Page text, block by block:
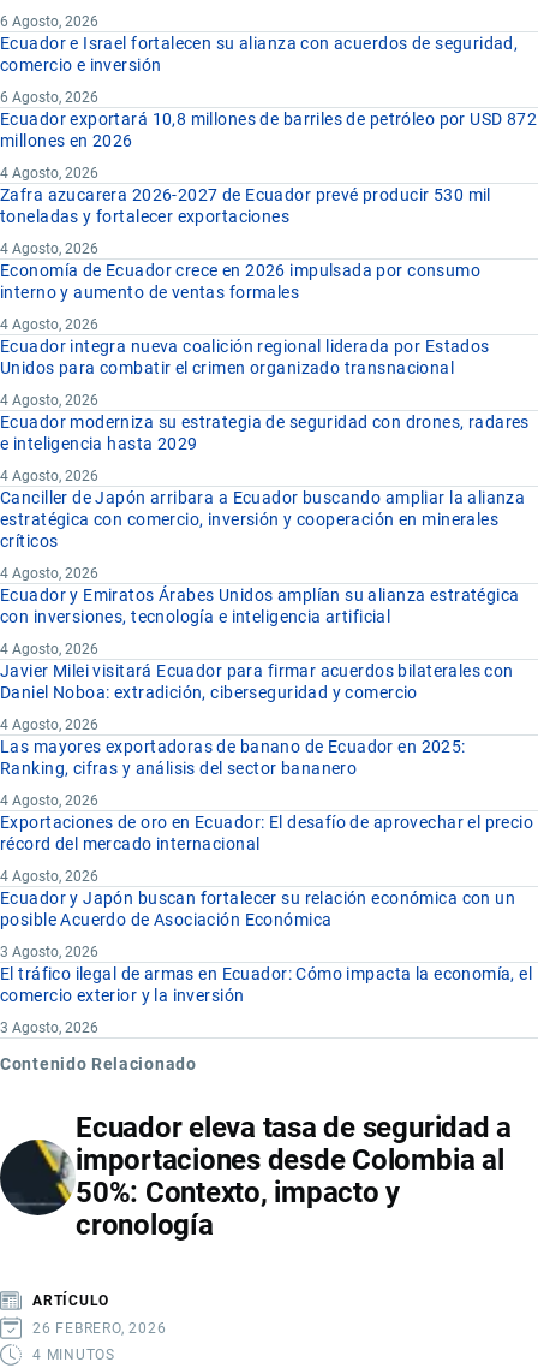
6 Agosto, 2026
Ecuador e Israel fortalecen su alianza con acuerdos de seguridad,
comercio e inversión
6 Agosto, 2026
Ecuador exportará 10,8 millones de barriles de petróleo por USD 872
millones en 2026
4 Agosto, 2026
Zafra azucarera 2026-2027 de Ecuador prevé producir 530 mil
toneladas y fortalecer exportaciones
4 Agosto, 2026
Economía de Ecuador crece en 2026 impulsada por consumo
interno y aumento de ventas formales
4 Agosto, 2026
Ecuador integra nueva coalición regional liderada por Estados
Unidos para combatir el crimen organizado transnacional
4 Agosto, 2026
Ecuador moderniza su estrategia de seguridad con drones, radares
e inteligencia hasta 2029
4 Agosto, 2026
Canciller de Japón arribara a Ecuador buscando ampliar la alianza
estratégica con comercio, inversión y cooperación en minerales
críticos
4 Agosto, 2026
Ecuador y Emiratos Árabes Unidos amplían su alianza estratégica
con inversiones, tecnología e inteligencia artificial
4 Agosto, 2026
Javier Milei visitará Ecuador para firmar acuerdos bilaterales con
Daniel Noboa: extradición, ciberseguridad y comercio
4 Agosto, 2026
Las mayores exportadoras de banano de Ecuador en 2025:
Ranking, cifras y análisis del sector bananero
4 Agosto, 2026
Exportaciones de oro en Ecuador: El desafío de aprovechar el precio
récord del mercado internacional
4 Agosto, 2026
Ecuador y Japón buscan fortalecer su relación económica con un
posible Acuerdo de Asociación Económica
3 Agosto, 2026
El tráfico ilegal de armas en Ecuador: Cómo impacta la economía, el
comercio exterior y la inversión
3 Agosto, 2026
Contenido Relacionado
Ecuador eleva tasa de seguridad a
importaciones desde Colombia al
50%: Contexto, impacto y
cronología
ARTÍCULO
26 FEBRERO, 2026
4 MINUTOS